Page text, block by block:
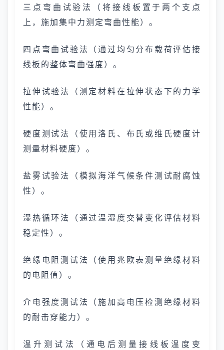
三点弯曲试验法（将接线板置于两个支点
上，施加集中力测定弯曲性能）。
四点弯曲试验法（通过均匀分布载荷评估接
线板的整体弯曲强度）。
拉伸试验法（测定材料在拉伸状态下的力学
性能）。
硬度测试法（使用洛氏、布氏或维氏硬度计
测量材料硬度）。
盐雾试验法（模拟海洋气候条件测试耐腐蚀
性）。
湿热循环法（通过温湿度交替变化评估材料
稳定性）。
绝缘电阻测试法（使用兆欧表测量绝缘材料
的电阻值）。
介电强度测试法（施加高电压检测绝缘材料
的耐击穿能力）。
温升测试法（通电后测量接线板温度变